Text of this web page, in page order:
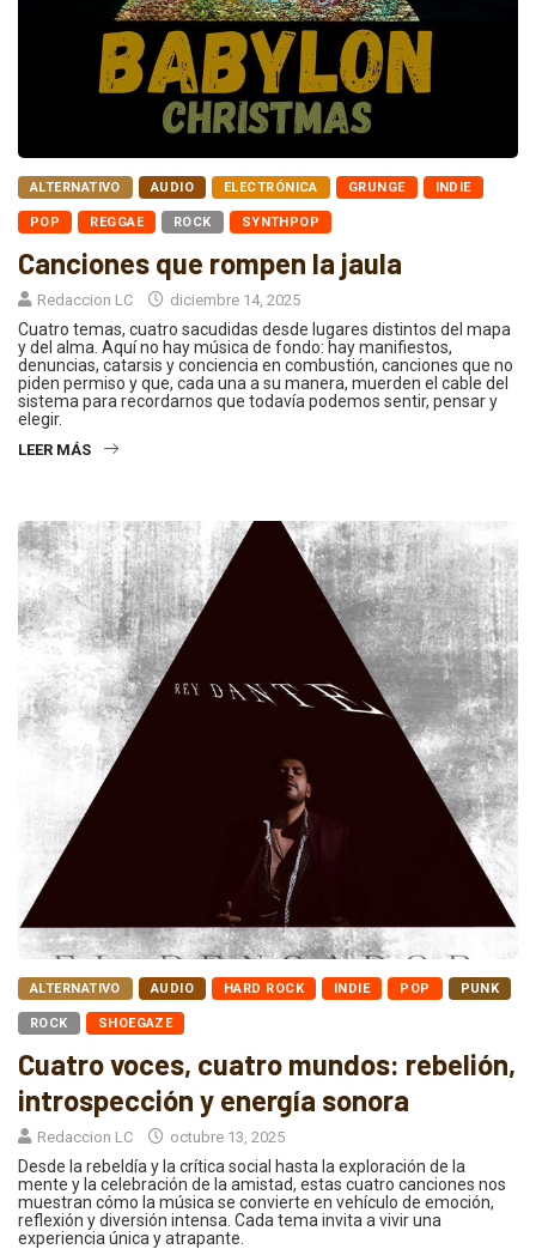
ALTERNATIVO AUDIO ELECTRÓNICA GRUNGE INDIE
POP REGGAE ROCK SYNTHPOP
Canciones que rompen la jaula
Redaccion LC diciembre 14, 2025
Cuatro temas, cuatro sacudidas desde lugares distintos del mapa
y del alma. Aquí no hay música de fondo: hay manifiestos,
denuncias, catarsis y conciencia en combustión, canciones que no
piden permiso y que, cada una a su manera, muerden el cable del
sistema para recordarnos que todavía podemos sentir, pensar y
elegir.
LEER MÁS
ALTERNATIVO AUDIO HARD ROCK INDIE POP PUNK
ROCK SHOEGAZE
Cuatro voces, cuatro mundos: rebelión,
introspección y energía sonora
Redaccion LC octubre 13, 2025
Desde la rebeldía y la crítica social hasta la exploración de la
mente y la celebración de la amistad, estas cuatro canciones nos
muestran cómo la música se convierte en vehículo de emoción,
reflexión y diversión intensa. Cada tema invita a vivir una
experiencia única y atrapante.